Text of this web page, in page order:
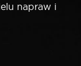
napraw i